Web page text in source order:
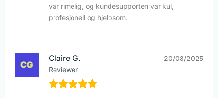
var rimelig, og kundesupporten var kul,
profesjonell og hjelpsom.
Claire G.
Reviewer
20/08/2025